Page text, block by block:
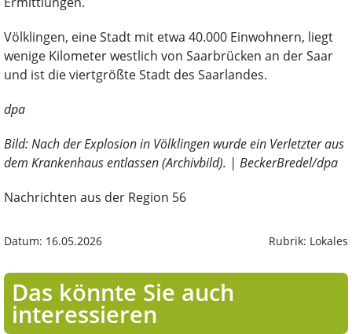
Völklingen, eine Stadt mit etwa 40.000 Einwohnern, liegt
wenige Kilometer westlich von Saarbrücken an der Saar
und ist die viertgrößte Stadt des Saarlandes.
dpa
Bild: Nach der Explosion in Völklingen wurde ein Verletzter aus
dem Krankenhaus entlassen (Archivbild). | BeckerBredel/dpa
Nachrichten aus der Region 56
Datum: 16.05.2026 Rubrik: Lokales
Das könnte Sie auch
interessieren